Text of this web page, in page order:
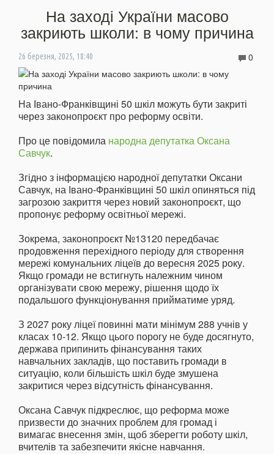
На заході України масово
закриють школи: в чому причина
26 березня, 2025, 18:40 0
На Івано-Франківщині 50 шкіл можуть бути закриті
через законопроєкт про реформу освіти.
Про це повідомила народна депутатка Оксана
Савчук.
Згідно з інформацією народної депутатки Оксани
Савчук, на Івано-Франківщині 50 шкіл опиняться під
загрозою закриття через новий законопроєкт, що
пропонує реформу освітньої мережі.
Зокрема, законопроєкт №13120 передбачає
продовження перехідного періоду для створення
мережі комунальних ліцеїв до вересня 2025 року.
Якщо громади не встигнуть належним чином
організувати свою мережу, рішення щодо їх
подальшого функціонування прийматиме уряд.
З 2027 року ліцеї повинні мати мінімум 288 учнів у
класах 10-12. Якщо цього порогу не буде досягнуто,
держава припинить фінансування таких
навчальних закладів, що поставить громади в
ситуацію, коли більшість шкіл буде змушена
закритися через відсутність фінансування.
Оксана Савчук підкреслює, що реформа може
призвести до значних проблем для громад і
вимагає внесення змін, щоб зберегти роботу шкіл,
вчителів та забезпечити якісне навчання.